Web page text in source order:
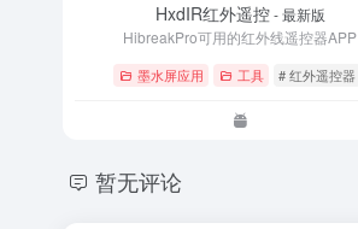
HxdIR红外遥控- 最新版
HibreakPro可用的红外线遥控器APP
墨水屏应用 工具 # 红外遥控器
暂无评论